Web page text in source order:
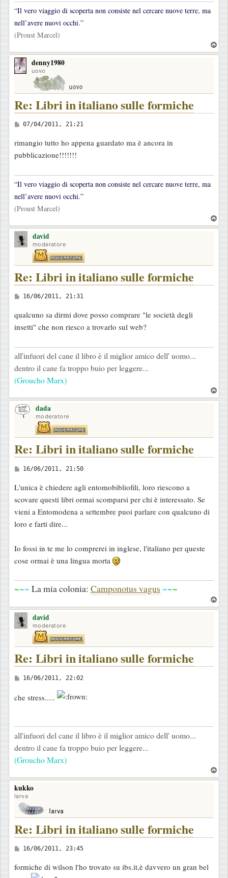
g
i
o
“Il vero viaggio di scoperta non consiste nel cercare nuove terre, ma
nell’avere nuovi occhi.”
(Proust Marcel)
o
denny1980
uovo
Re: Libri in italiano sulle formiche
M
s
s
g
g
i
07/04/2011, 21:21
rimangio tutto ho appena guardato ma è ancora in
pubblicazione!!!!!!!
“Il vero viaggio di scoperta non consiste nel cercare nuove terre, ma
nell’avere nuovi occhi.”
(Proust Marcel)
o
david
moderatore
Re: Libri in italiano sulle formiche
M
s
s
g
g
i
16/06/2011, 21:31
qualcuno sa dirmi dove posso comprare "le società degli
insetti" che non riesco a trovarlo sul web?
all'infuori del cane il libro è il miglior amico dell' uomo...
dentro il cane fa troppo buio per leggere...
(Groucho Marx)
o
dada
moderatore
Re: Libri in italiano sulle formiche
M
s
s
a
g
i
o
16/06/2011, 21:50
L'unica è chiedere agli entomobibliofili, loro riescono a
scovare questi libri ormai scomparsi per chi è interessato. Se
vieni a Entomodena a settembre puoi parlare con qualcuno di
loro e farti dire...
Io fossi in te me lo comprerei in inglese, l'italiano per queste
cose ormai è una lingua morta
~~~ La mia colonia: Camponotus vagus ~~~
o
david
moderatore
Re: Libri in italiano sulle formiche
M
s
a
g
g
i
16/06/2011, 22:02
che stress.....
all'infuori del cane il libro è il miglior amico dell' uomo...
dentro il cane fa troppo buio per leggere...
(Groucho Marx)
o
kukko
larva
Re: Libri in italiano sulle formiche
M
s
16/06/2011, 23:45
formiche di wilson l'ho trovato su ibs.it,è davvero un gran bel